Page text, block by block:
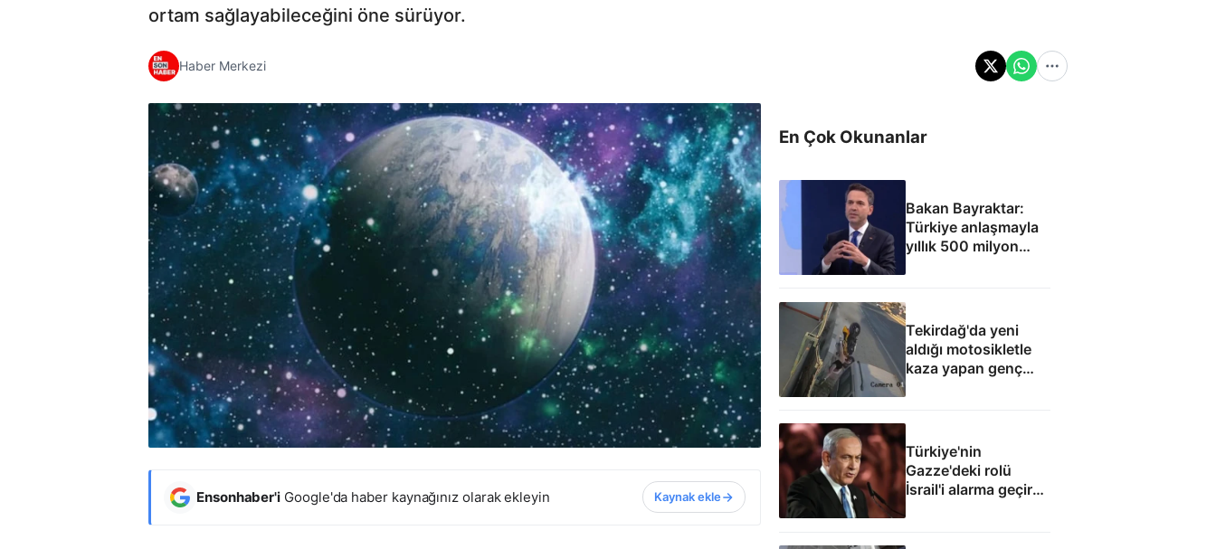
ortam sağlayabileceğini öne sürüyor.
Haber Merkezi
Ensonhaber'i Google'da haber kaynağınız olarak ekleyin Kaynak ekle
En Çok Okunanlar
Bakan Bayraktar:
Türkiye anlaşmayla
yıllık 500 milyon
Tekirdağ'da yeni
aldığı motosikletle
kaza yapan genç
can verdi
Türkiye'nin
Gazze'deki rolü
İsrail'i alarma geçirdi: